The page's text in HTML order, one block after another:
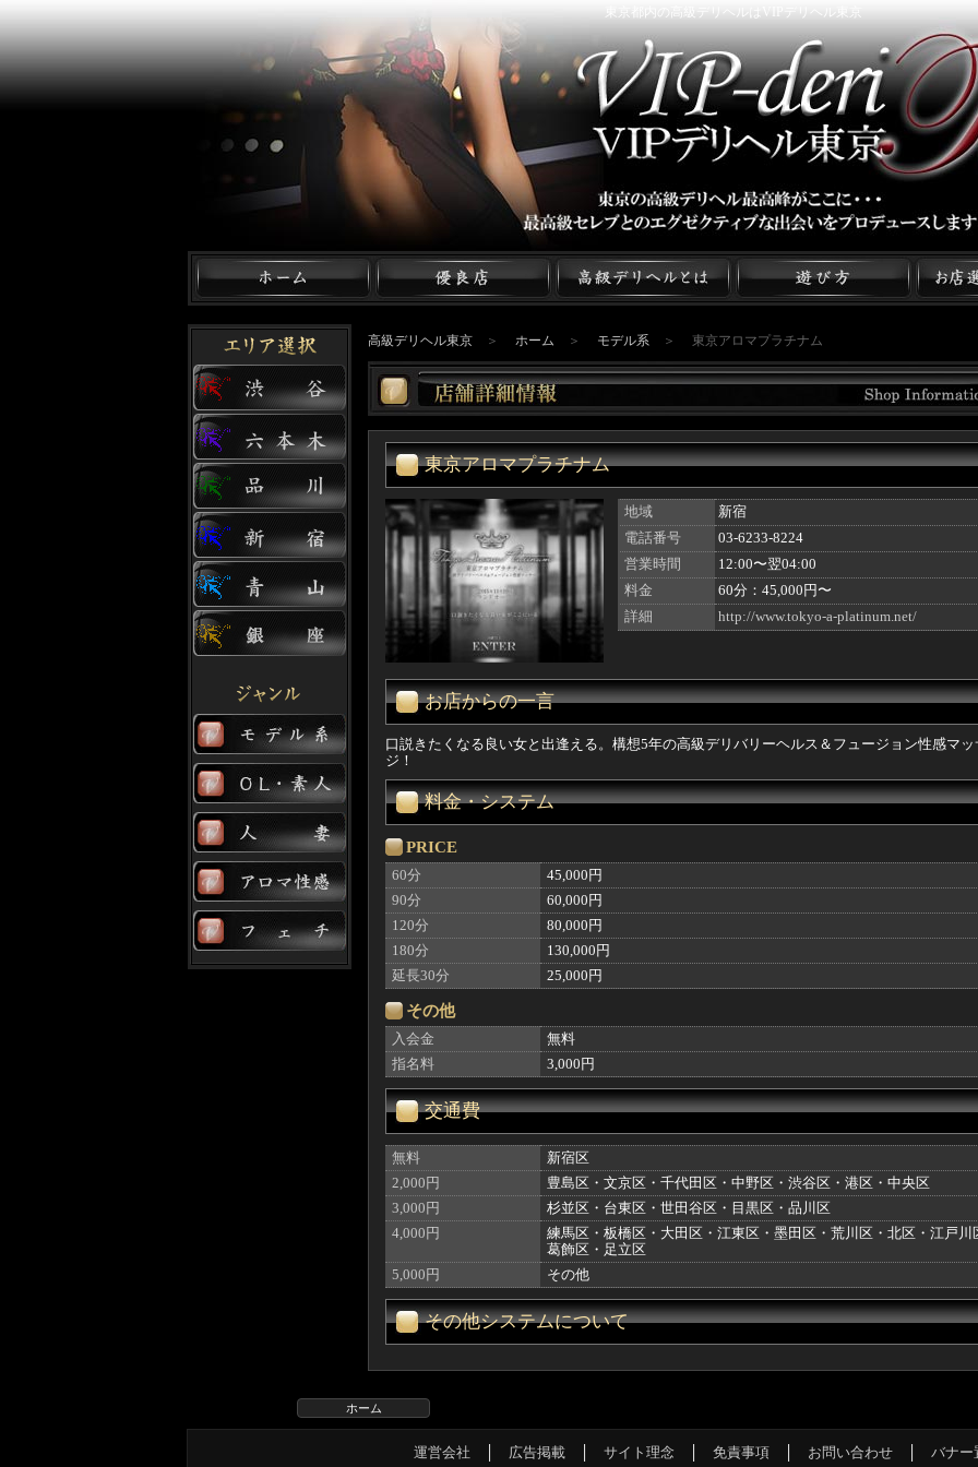
東京都内の高級デリヘルはVIPデリヘル東京
高級デリヘル東京 ＞ ホーム ＞ モデル系 ＞ 東京アロマプラチナム
東京アロマプラチナム
地域
新宿
電話番号
03-6233-8224
営業時間
12:00〜翌04:00
料金
60分：45,000円〜
詳細
http://www.tokyo-a-platinum.net/
お店からの一言
口説きたくなる良い女と出逢える。構想5年の高級デリバリーヘルス＆フュージョン性感マッ
ジ！
料金・システム
PRICE
60分
45,000円
90分
60,000円
120分
80,000円
180分
130,000円
延長30分
25,000円
その他
入会金
無料
指名料
3,000円
交通費
無料
新宿区
2,000円
豊島区・文京区・千代田区・中野区・渋谷区・港区・中央区
3,000円
杉並区・台東区・世田谷区・目黒区・品川区
4,000円
練馬区・板橋区・大田区・江東区・墨田区・荒川区・北区・江戸川
葛飾区・足立区
5,000円
その他
その他システムについて
ホーム
運営会社 広告掲載│ サイト理念 免責事項│ お問い合わせ│ バナー